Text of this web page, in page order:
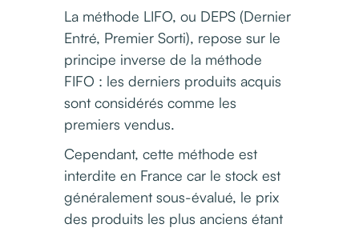
La méthode LIFO, ou DEPS (Dernier
Entré, Premier Sorti), repose sur le
principe inverse de la méthode
FIFO : les derniers produits acquis
sont considérés comme les
premiers vendus.
Cependant, cette méthode est
interdite en France car le stock est
généralement sous-évalué, le prix
des produits les plus anciens étant